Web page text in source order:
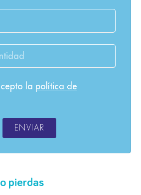
la política de
ENVIAR
pierdas